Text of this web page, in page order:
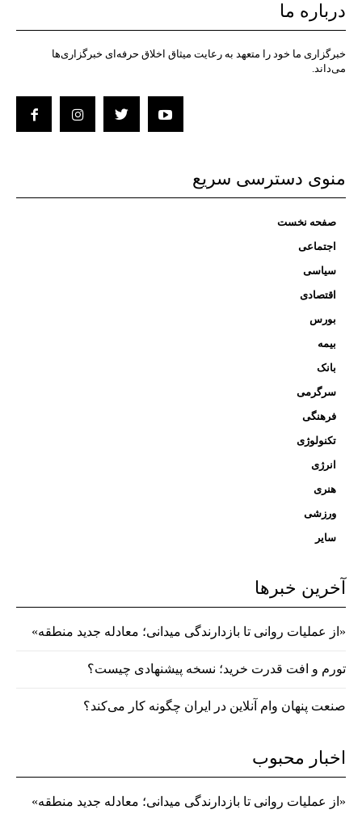
درباره ما
خبرگزاری ما خود را متعهد به رعایت میثاق اخلاق حرفه‌ای خبرگزاری‌ها
می‌داند.
منوی دسترسی سریع
صفحه نخست
اجتماعی
سیاسی
اقتصادی
بورس
بیمه
بانک
سرگرمی
فرهنگی
تکنولوژی
انرژی
هنری
ورزشی
سایر
آخرین خبرها
«از عملیات روانی تا بازدارندگی میدانی؛ معادله جدید منطقه»
تورم و افت قدرت خرید؛ نسخه پیشنهادی چیست؟
صنعت پنهان وام آنلاین در ایران چگونه کار می‌کند؟
اخبار محبوب
«از عملیات روانی تا بازدارندگی میدانی؛ معادله جدید منطقه»